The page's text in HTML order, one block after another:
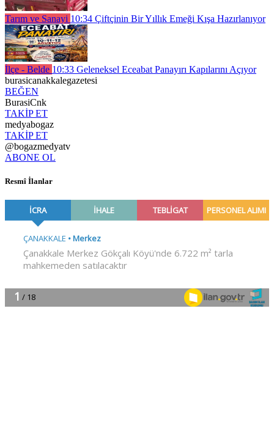
Tarım ve Sanayi 10:34 Çiftçinin Bir Yıllık Emeği Kışa Hazırlanıyor
İlçe - Belde 10:33 Geleneksel Eceabat Panayırı Kapılarını Açıyor
burasicanakkalegazetesi
BEĞEN
BurasiCnk
TAKİP ET
medyabogaz
TAKİP ET
@bogazmedyatv
ABONE OL
Resmî İlanlar